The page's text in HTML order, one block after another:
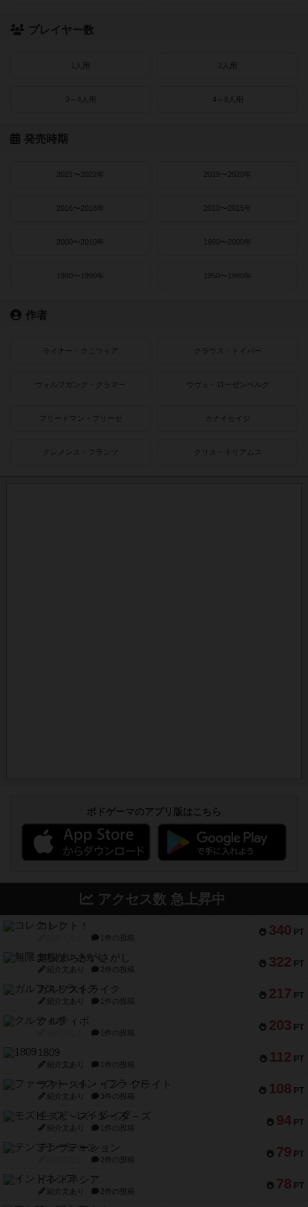
プレイヤー数
1人用 2人用
3～4人用 4～8人用
発売時期
2021〜2022年 2019〜2020年
2016〜2018年 2010〜2015年
2000〜2010年 1990〜2000年
1980〜1990年 1950〜1980年
作者
ライナー・クニツィア クラウス・トイバー
ヴォルフガング・クラマー ウヴェ・ローゼンベルク
フリードマン・フリーゼ カナイセイジ
クレメンス・フランツ クリス・キリアムス
ボドゲーマのアプリ版はこちら
アクセス数 急上昇中
340 PT
コレクト！
1件の投稿
322 PT
無限まちがいさがし
紹介文あり 2件の投稿
217 PT
ガルフストライク
紹介文あり 1件の投稿
203 PT
クルティボ
1件の投稿
112 PT
1809
紹介文あり 1件の投稿
108 PT
ファースト・イン・フライト
紹介文あり 3件の投稿
94 PT
モズビ－ズ・レイダ－ズ
紹介文あり 1件の投稿
79 PT
テンプテーション
2件の投稿
78 PT
インドネシア
紹介文あり 2件の投稿